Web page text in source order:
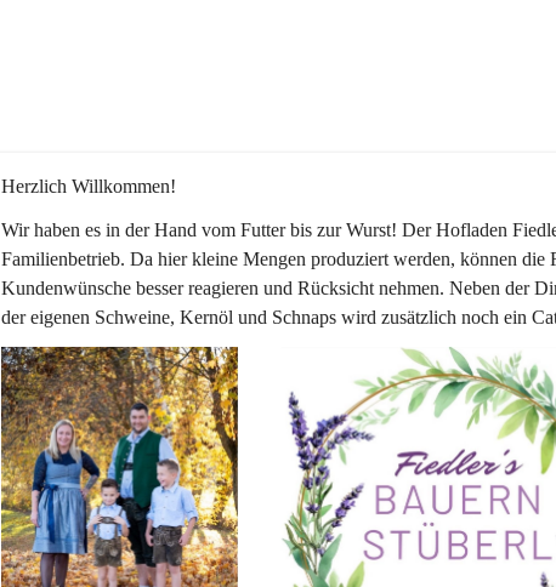
Herzlich Willkommen!
Wir haben es in der Hand vom Futter bis zur Wurst! Der Hofladen
Familienbetrieb. Da hier kleine Mengen produziert werden, können die
Kundenwünsche besser reagieren und Rücksicht nehmen. Neben der
der eigenen Schweine, Kernöl und Schnaps wird zusätzlich noch ein